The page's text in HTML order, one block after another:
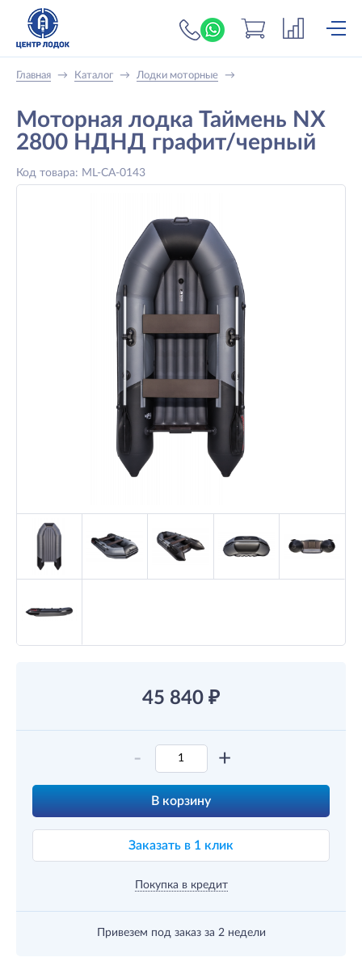
+7 (919) 698-56-
Главная → Каталог → Лодки моторные →
Моторная лодка Таймень NX
2800 НДНД графит/черный
Код товара: ML-CA-0143
45 840 ₽
- +
В корзину
Заказать в 1 клик
Покупка в кредит
Привезем под заказ за 2 недели